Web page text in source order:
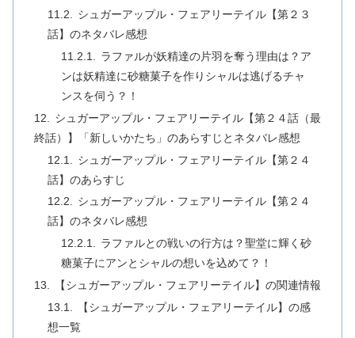
シュガーアップル・フェアリーテイル【第２３
話】のネタバレ感想
ラファルが妖精達の片羽を奪う理由は？ア
ンは妖精達に砂糖菓子を作りシャルは逃げるチャ
ンスを伺う？！
シュガーアップル・フェアリーテイル【第２４話（最
終話）】「新しいかたち」のあらすじとネタバレ感想
シュガーアップル・フェアリーテイル【第２４
話】のあらすじ
シュガーアップル・フェアリーテイル【第２４
話】のネタバレ感想
ラファルとの戦いの行方は？聖堂に輝く砂
糖菓子にアンとシャルの想いを込めて？！
【シュガーアップル・フェアリーテイル】の関連情報
【シュガーアップル・フェアリーテイル】の感
想一覧